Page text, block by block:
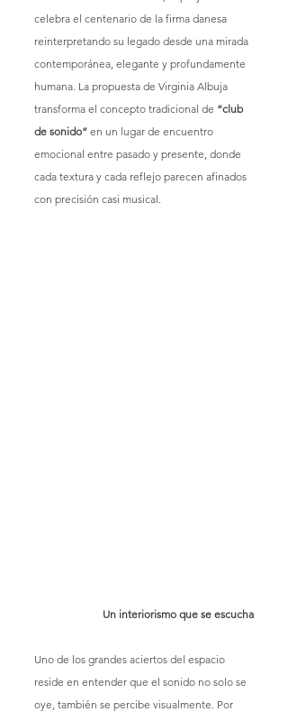
celebra el centenario de la firma danesa
reinterpretando su legado desde una mirada
contemporánea, elegante y profundamente
humana. La propuesta de Virginia Albuja
transforma el concepto tradicional de “club
de sonido” en un lugar de encuentro
emocional entre pasado y presente, donde
cada textura y cada reflejo parecen afinados
con precisión casi musical.
Un interiorismo que se escucha
Uno de los grandes aciertos del espacio
reside en entender que el sonido no solo se
oye, también se percibe visualmente. Por